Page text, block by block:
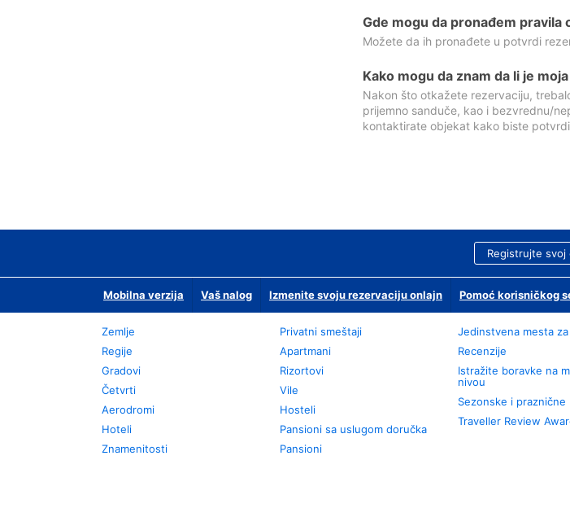
Gde mogu da pronađem pravila
Možete da ih pronađete u potvrdi
Kako mogu da znam da li je
Nakon što otkažete rezervaciju,
prijemno sanduče, kao i bezvrednu/
kontaktirate objekat kako biste
Registrujte svoj
Mobilna verzija Vaš nalog Izmenite svoju rezervaciju onlajn Pomoć korisničkog
Zemlje
Regije
Gradovi
Četvrti
Aerodromi
Hoteli
Znamenitosti
Privatni smeštaji
Apartmani
Rizortovi
Vile
Hosteli
Pansioni sa uslugom doručka
Pansioni
Jedinstvena mesta
Recenzije
Istražite boravke na
nivou
Sezonske i praznične
Traveller Review